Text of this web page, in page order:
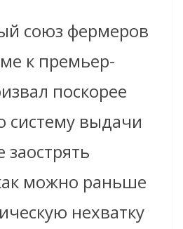
союз фермеров
к премьер-
поскорее
систему выдачи
заострять
можно раньше
нехватку